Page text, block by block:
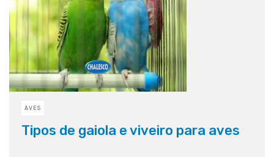
AVES
Tipos de gaiola e viveiro para aves